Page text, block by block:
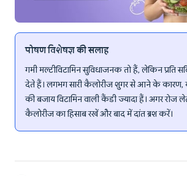
पोषण विशेषज्ञ की सलाह
गमी मल्टीविटामिन सुविधाजनक तो हैं, लेकिन प्रति
देते हैं। लगभग सारी कैलोरीज शुगर से आने के
की बजाय विटामिन वाली कैंडी ज्यादा हैं। अगर रोज
कैलोरीज का हिसाब रखें और बाद में दांत ब्रश करें।